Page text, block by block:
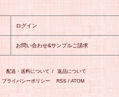
ログイン
お問い合わせ&サンプルご請求
配送・送料について /
返品について
プライバシーポリシー RSS / ATOM